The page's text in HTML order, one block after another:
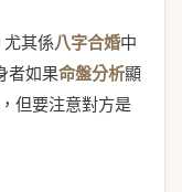
尤其係八字合婚中
者如果命盤分析顯
但要注意對方是